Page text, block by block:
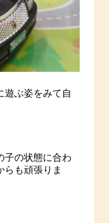
遊ぶ姿をみて自
子の状態に合わ
らも頑張りま